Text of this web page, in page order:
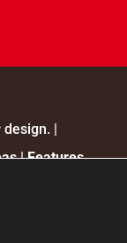
design. |
|Features